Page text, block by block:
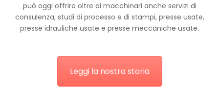
può oggi offrire oltre ai macchinari anche servizi di
consulenza, studi di processo e di stampi, presse usate,
presse idrauliche usate e presse meccaniche usate.
Leggi la nostra storia